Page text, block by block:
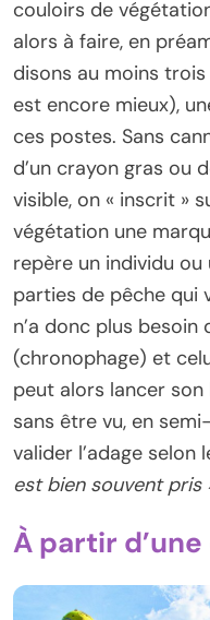
couloirs de
alors à faire, en
disons au moins
est encore mieux),
ces postes. Sans
d’un crayon gras ou
visible, on « inscrit »
végétation une
repère un individu
parties de pêche qui
n’a donc plus
(chronophage) et
peut alors lancer
sans être vu, en
valider l’adage selon
est bien souvent pris
À partir